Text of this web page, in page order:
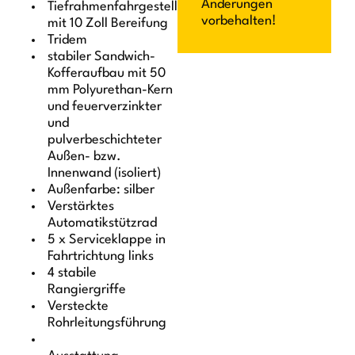
Tiefrahmenfahrgestell
mit 10 Zoll Bereifung
Tridem
stabiler Sandwich-
Kofferaufbau mit 50
mm Polyurethan-Kern
und feuerverzinkter
und
pulverbeschichteter
Außen- bzw.
Innenwand (isoliert)
Außenfarbe: silber
Verstärktes
Automatikstützrad
5 x Serviceklappe in
Fahrtrichtung links
4 stabile
Rangiergriffe
Versteckte
Rohrleitungsführung
Änderungen
vorbehalten!